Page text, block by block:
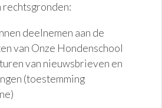
deelnemen aan de
van Onze Hondenschool
van nieuwsbrieven en
(toestemming